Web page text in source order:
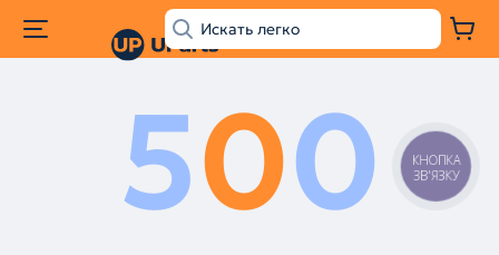
500
КНОПКА
ЗВ'ЯЗКУ